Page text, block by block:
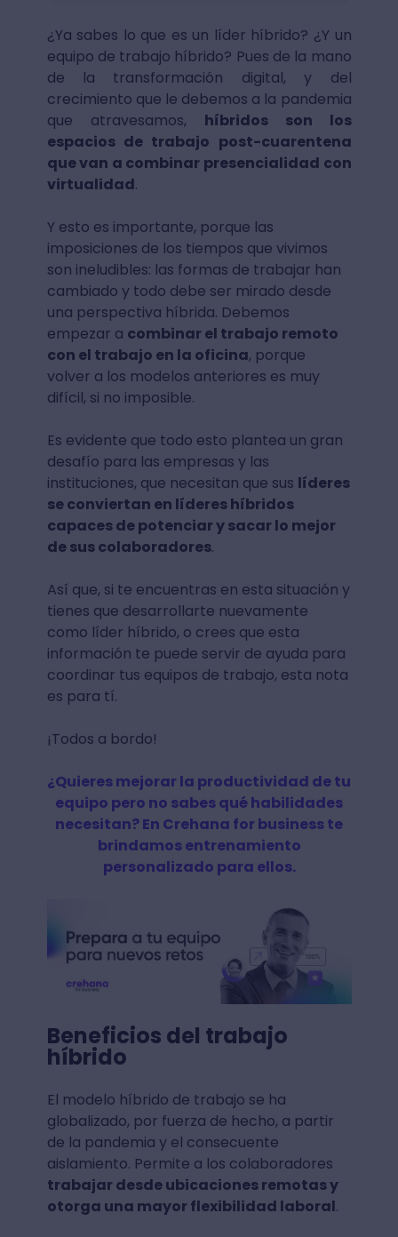
¿Ya sabes lo que es un líder híbrido? ¿Y un
equipo de trabajo híbrido? Pues de la mano
de la transformación digital, y del
crecimiento que le debemos a la pandemia
que atravesamos, híbridos son los
espacios de trabajo post-cuarentena
que van a combinar presencialidad con
virtualidad.
Y esto es importante, porque las
imposiciones de los tiempos que vivimos
son ineludibles: las formas de trabajar han
cambiado y todo debe ser mirado desde
una perspectiva híbrida. Debemos
empezar a combinar el trabajo remoto
con el trabajo en la oficina, porque
volver a los modelos anteriores es muy
difícil, si no imposible.
Es evidente que todo esto plantea un gran
desafío para las empresas y las
instituciones, que necesitan que sus líderes
se conviertan en líderes híbridos
capaces de potenciar y sacar lo mejor
de sus colaboradores.
Así que, si te encuentras en esta situación y
tienes que desarrollarte nuevamente
como líder híbrido, o crees que esta
información te puede servir de ayuda para
coordinar tus equipos de trabajo, esta nota
es para tí.
¡Todos a bordo!
¿Quieres mejorar la productividad de tu
equipo pero no sabes qué habilidades
necesitan? En Crehana for business te
brindamos entrenamiento
personalizado para ellos.
Beneficios del trabajo
híbrido
El modelo híbrido de trabajo se ha
globalizado, por fuerza de hecho, a partir
de la pandemia y el consecuente
aislamiento. Permite a los colaboradores
trabajar desde ubicaciones remotas y
otorga una mayor flexibilidad laboral.